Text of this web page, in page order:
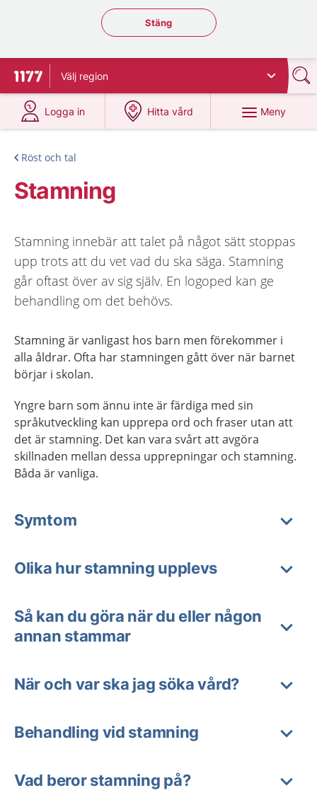
Stäng regionsväljaren
Stäng
Till startsidan för 1177
Välj region
Logga in
på 1177.se
Hitta vård
på 1177.se
Meny
Röst och tal
Stamning
Stamning innebär att talet på något sätt stoppas
upp trots att du vet vad du ska säga. Stamning
går oftast över av sig själv. En logoped kan ge
behandling om det behövs.
Stamning är vanligast hos barn men förekommer i
alla åldrar. Ofta har stamningen gått över när barnet
börjar i skolan.
Yngre barn som ännu inte är färdiga med sin
språkutveckling kan upprepa ord och fraser utan att
det är stamning. Det kan vara svårt att avgöra
skillnaden mellan dessa upprepningar och stamning.
Båda är vanliga.
Symtom
Olika hur stamning upplevs
Så kan du göra när du eller någon
annan stammar
När och var ska jag söka vård?
Behandling vid stamning
Vad beror stamning på?